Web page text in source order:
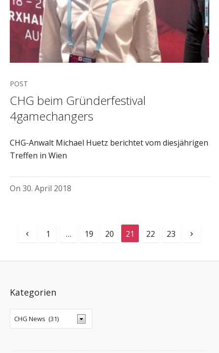
POST
CHG beim Gründerfestival
4gamechangers
CHG-Anwalt Michael Huetz berichtet vom diesjährigen
Treffen in Wien
On 30. April 2018
1 … 19 20 21 22 23
Kategorien